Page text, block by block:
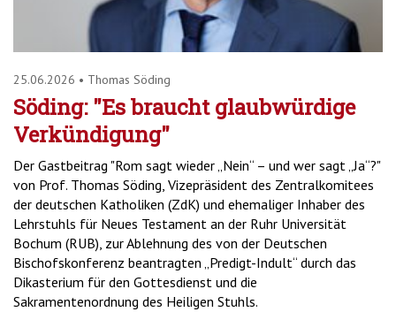
25.06.2026 • Thomas Söding
Söding: "Es braucht glaubwürdige
Verkündigung"
Der Gastbeitrag "Rom sagt wieder „Nein“ – und wer sagt „Ja“?"
von Prof. Thomas Söding, Vizepräsident des Zentralkomitees
der deutschen Katholiken (ZdK) und ehemaliger Inhaber des
Lehrstuhls für Neues Testament an der Ruhr Universität
Bochum (RUB), zur Ablehnung des von der Deutschen
Bischofskonferenz beantragten „Predigt-Indult“ durch das
Dikasterium für den Gottesdienst und die
Sakramentenordnung des Heiligen Stuhls.